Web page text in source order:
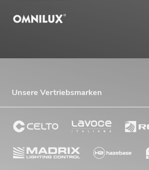
Unsere Vertriebsmarken